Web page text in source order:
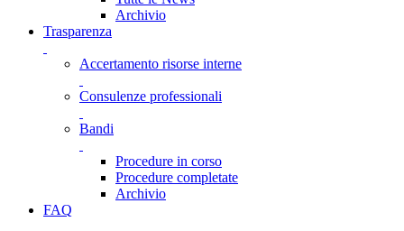
Archivio
Trasparenza
Accertamento risorse interne
Consulenze professionali
Bandi
Procedure in corso
Procedure completate
Archivio
FAQ